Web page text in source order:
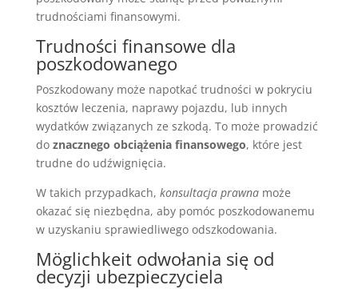
trudnościami finansowymi.
Trudności finansowe dla
poszkodowanego
Poszkodowany może napotkać trudności w pokryciu
kosztów leczenia, naprawy pojazdu, lub innych
wydatków związanych ze szkodą. To może prowadzić
do znacznego obciążenia finansowego, które jest
trudne do udźwignięcia.
W takich przypadkach, konsultacja prawnamoże
okazać się niezbędna, aby pomóc poszkodowanemu
w uzyskaniu sprawiedliwego odszkodowania.
Möglichkeit odwołania się od
decyzji ubezpieczyciela